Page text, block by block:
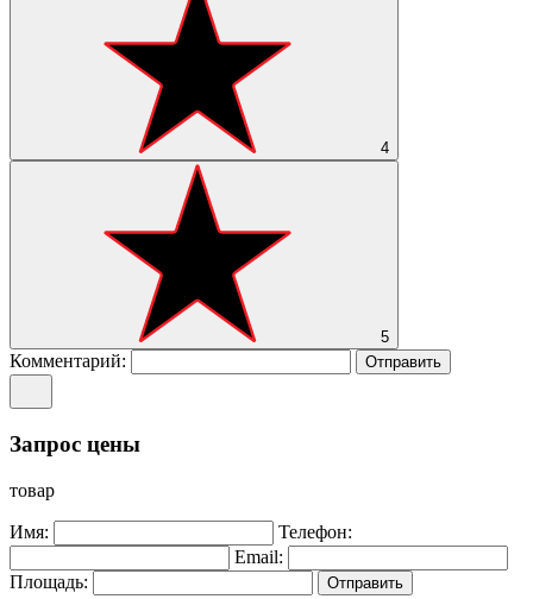
4
5
Комментарий: Отправить
Запрос цены
товар
Имя:
Телефон:
Email:
Площадь:
Отправить